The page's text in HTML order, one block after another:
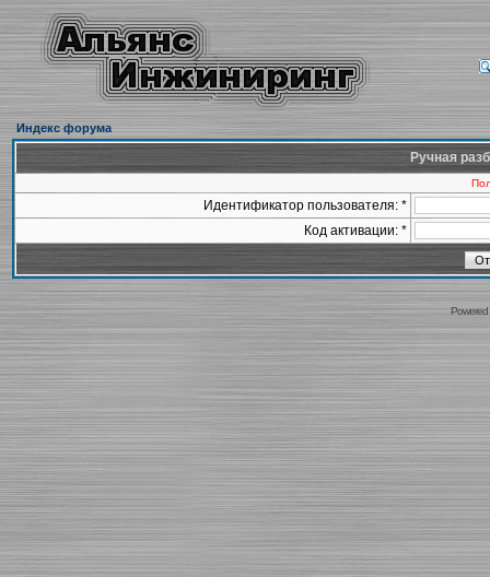
Индекс форума
Ручная
Идентификатор пользователя: *
Код активации: *